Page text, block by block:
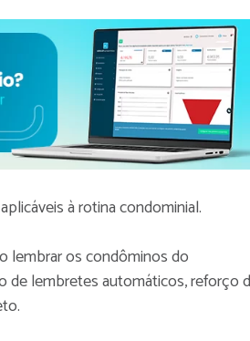
à rotina condominial.
lembrar os condôminos do
de lembretes automáticos, reforço